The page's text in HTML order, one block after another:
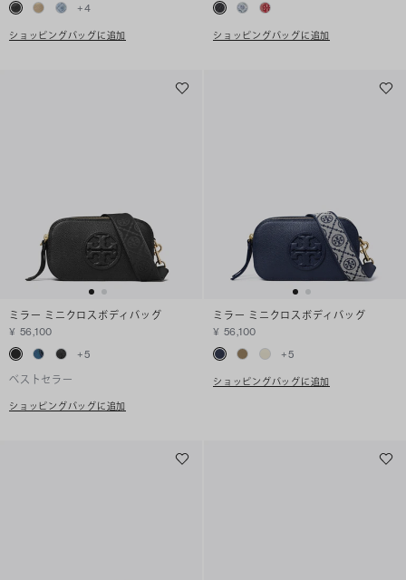
+4
ショッピングバッグに追加 ショッピングバッグに追加
ミラー ミニクロスボディバッグ
¥ 56,100
+5
ベストセラー
ショッピングバッグに追加
ミラー ミニクロスボディバッグ
¥ 56,100
+5
ショッピングバッグに追加